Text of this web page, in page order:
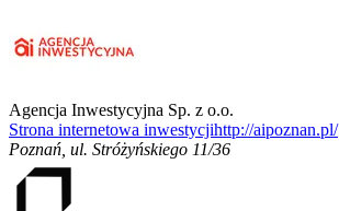
Agencja Inwestycyjna Sp. z o.o.
Strona internetowa inwestycjihttp://aipoznan.pl/
Poznań ul. Stróżyńskiego 11/36